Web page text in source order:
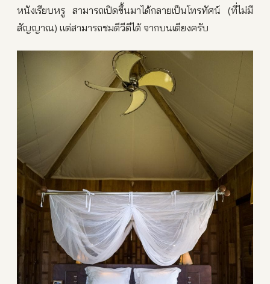
หนังเรียบหรู สามารถเปิดขึ้นมาได้กลายเป็นโทรทัศน์ (ที่ไม่มี
สัญญาณ) แต่สามารถชมดีวีดีได้ จากบนเตียงครับ